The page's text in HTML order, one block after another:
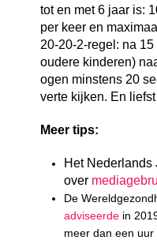
tot en met 6 jaar is:
per keer en
20-20-2-regel: na
oudere kinderen)
ogen minstens 20
verte kijken. En
Meer tips:
Het Nederlands
over
De
adviseerde in
meer dan een